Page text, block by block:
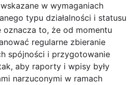
wskazane w wymaganiach
typu działalności i statusu
to, że od momentu
regularne zbieranie
spójności i przygotowanie
aby raporty i wpisy były
narzuconymi w ramach